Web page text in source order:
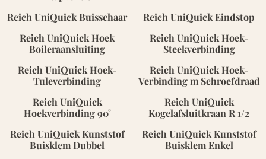
Reich UniQuick Buisschaar
Reich UniQuick Eindstop
Reich UniQuick Hoek
Boileraansluiting
Reich UniQuick Hoek-
Steekverbinding
Reich UniQuick Hoek-
Tuleverbinding
Reich UniQuick Hoek-
Verbinding m Schroefdraad
Reich UniQuick
Hoekverbinding 90°
Reich UniQuick
Kogelafsluitkraan R 1/2
Reich UniQuick Kunststof
Buisklem Dubbel
Reich UniQuick Kunststof
Buisklem Enkel